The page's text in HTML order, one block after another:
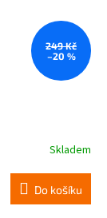
249 Kč
–20 %
Skladem
Do košíku